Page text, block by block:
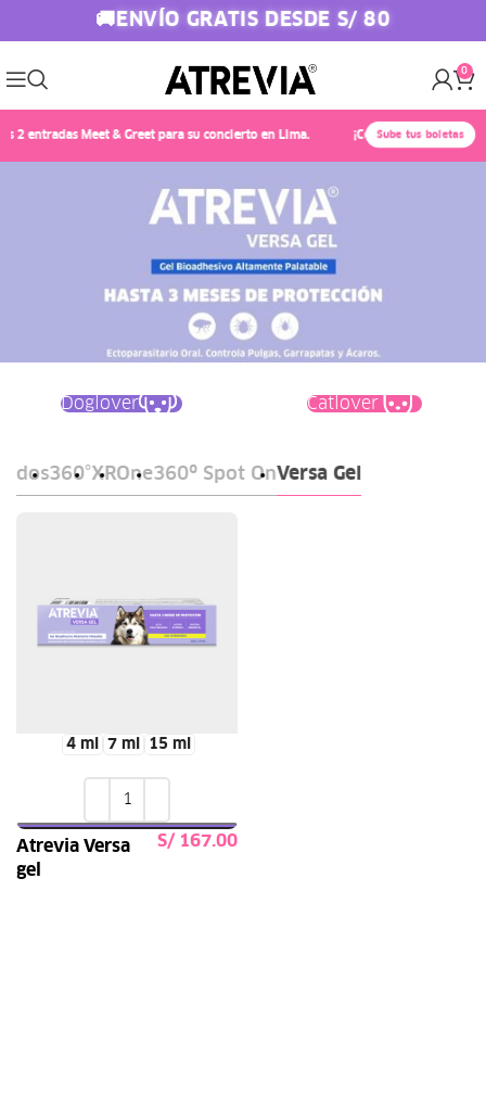
🚚ENVÍO GRATIS DESDE S/ 80
0
2 entradas Meet & Greet para su concierto en Lima. ¡Conoce a Chayanne!
Sube tus boletas
Doglover Catlover
360°XROne360º Spot OnVersa Gel
4 ml 7 ml 15 ml
Atrevia Versa
gel
S/